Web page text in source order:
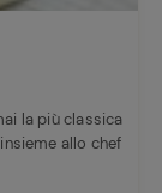
la più classica
allo chef